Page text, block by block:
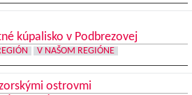
kúpalisko v Podbrezovej
V NAŠOM REGIÓNE
ostrovmi